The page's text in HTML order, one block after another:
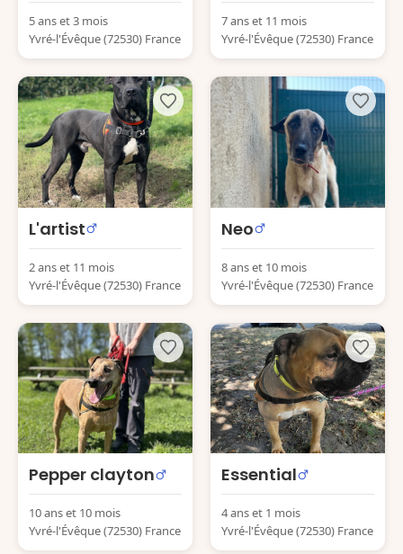
5 ans et 3 mois
Yvré-l'Évêque (72530) France
7 ans et 11 mois
Yvré-l'Évêque (72530) France
L'artist
2 ans et 11 mois
Yvré-l'Évêque (72530) France
Neo
8 ans et 10 mois
Yvré-l'Évêque (72530) France
Pepper clayton
10 ans et 10 mois
Yvré-l'Évêque (72530) France
Essential
4 ans et 1 mois
Yvré-l'Évêque (72530) France